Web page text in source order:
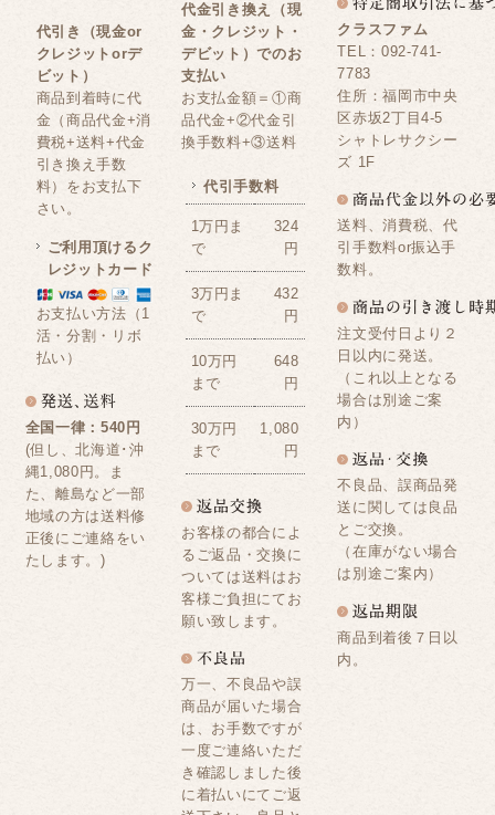
代引き（現金or
クレジットorデ
ビット）
商品到着時に代
金（商品代金+消
費税+送料+代金
引き換え手数
料）をお支払下
さい。
ご利用頂けるク
レジットカード
お支払い方法（1
活・分割・リボ
払い）
全国一律：540円
(但し、北海道･沖
縄1,080円。ま
た、離島など一部
地域の方は送料修
正後にご連絡をい
たします。)
代金引き換え（現
金・クレジット・
デビット）でのお
支払い
お支払金額＝①商
品代金+②代金引
換手数料+③送料
代引手数料
1万円ま
で
324
円
3万円ま
で
432
円
10万円
まで
648
円
30万円
まで
1,080
円
お客様の都合によ
るご返品・交換に
ついては送料はお
客様ご負担にてお
願い致します。
万一、不良品や誤
商品が届いた場合
は、お手数ですが
一度ご連絡いただ
き確認しました後
に着払いにてご返
クラスファム
TEL：092-741-
7783
住所：福岡市中央
区赤坂2丁目4-5
シャトレサクシー
ズ 1F
送料、消費税、代
引手数料or振込手
数料。
注文受付日より２
日以内に発送。
（これ以上となる
場合は別途ご案
内）
不良品、誤商品発
送に関しては良品
とご交換。
（在庫がない場合
は別途ご案内）
商品到着後７日以
内。